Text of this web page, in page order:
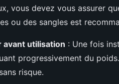
vous devez vous assurer
ou des sangles est
avant utilisation : Une fois
progressivement du
risque.